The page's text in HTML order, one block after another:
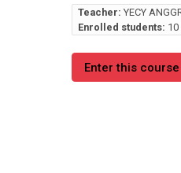
Teacher: YECY
Enrolled students: 10
Enter this course